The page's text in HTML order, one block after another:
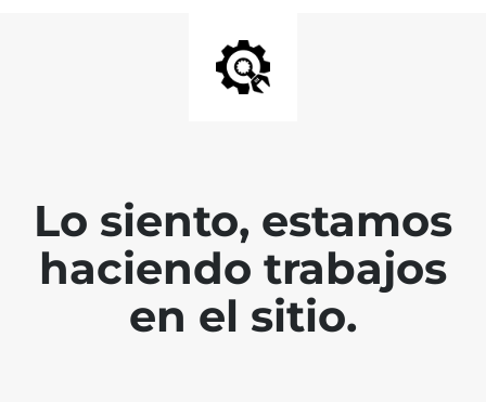
Lo siento, estamos
haciendo trabajos
en el sitio.